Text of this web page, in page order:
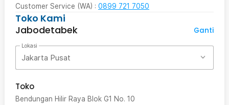
Customer Service (WA) : 0899 721 7050
Toko Kami
Jabodetabek
Ganti
Lokasi
Jakarta Pusat
Toko
Bendungan Hilir Raya Blok G1 No. 10